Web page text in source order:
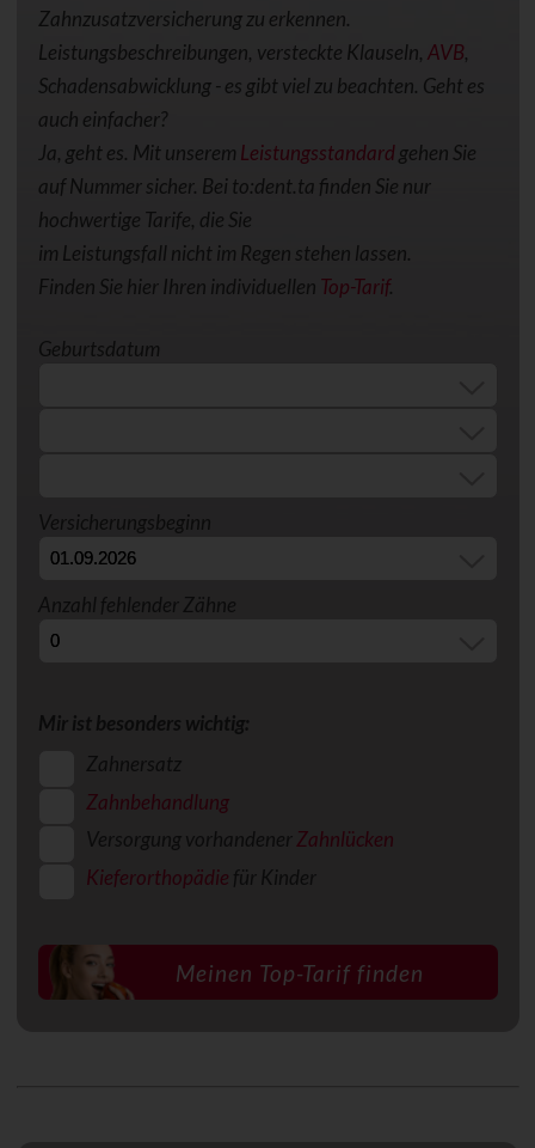
Zahnzusatzversicherung zu erkennen.
Leistungsbeschreibungen, versteckte Klauseln, AVB,
Schadensabwicklung - es gibt viel zu beachten. Geht es
auch einfacher?
Ja, geht es. Mit unserem Leistungsstandardgehen Sie
auf Nummer sicher. Bei to:dent.ta finden Sie nur
hochwertige Tarife, die Sie
im Leistungsfall nicht im Regen stehen lassen.
Finden Sie hier Ihren individuellen Top-Tarif.
Geburtsdatum
Versicherungsbeginn
Anzahl fehlender Zähne
Mir ist besonders wichtig:
Zahnersatz
Zahnbehandlung
Versorgung vorhandenerZahnlücken
Kieferorthopädie für Kinder